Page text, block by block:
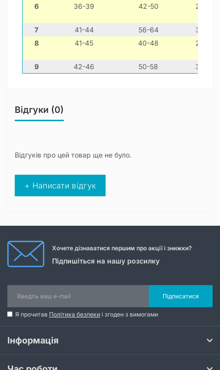
6
36-39 42-50 26-36
7 41-44 56-64
36-46
8
41-45 40-48 26-36
9 42-46 50-58 32-42
Відгуки (0)
Відгуків про цей товар ще не було.
+ Написати відгук
Хочете дізнаватися першим про акції і знижки?
Підпишіться на нашу розсилку
Підписатися
Я прочитав Політика безпеки і згоден з вимогами
Інформація